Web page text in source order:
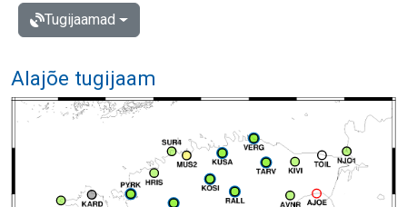
Tugijaamad
Alajõe tugijaam